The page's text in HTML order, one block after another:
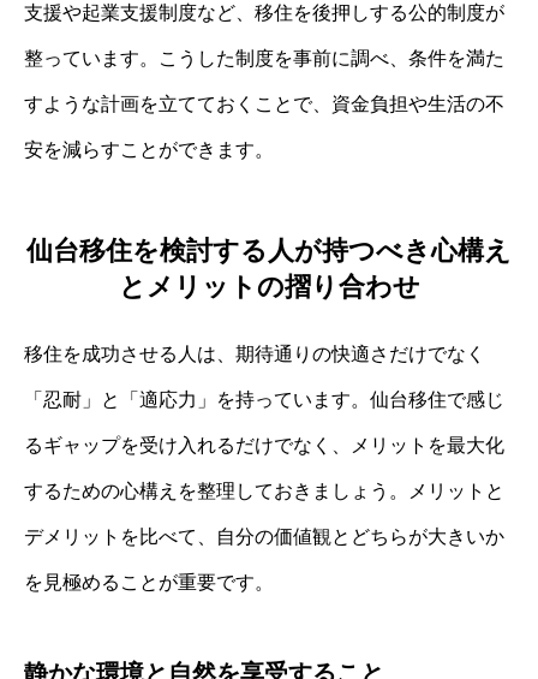
支援や起業支援制度など、移住を後押しする公的制度が
整っています。こうした制度を事前に調べ、条件を満た
すような計画を立てておくことで、資金負担や生活の不
安を減らすことができます。
仙台移住を検討する人が持つべき心構え
とメリットの摺り合わせ
移住を成功させる人は、期待通りの快適さだけでなく
「忍耐」と「適応力」を持っています。仙台移住で感じ
るギャップを受け入れるだけでなく、メリットを最大化
するための心構えを整理しておきましょう。メリットと
デメリットを比べて、自分の価値観とどちらが大きいか
を見極めることが重要です。
静かな環境と自然を享受すること